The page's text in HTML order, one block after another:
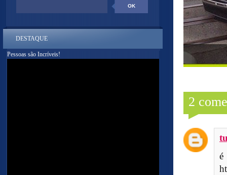
2
é
DESTAQUE
Pessoas são Incríveis!